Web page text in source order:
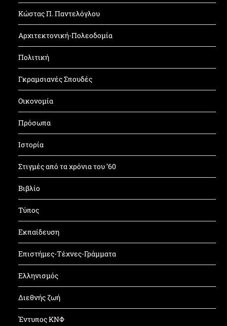
Κώστας Π. Παντελόγλου
Αρχιτεκτονική-Πολεοδομία
Πολιτική
Γκραμσιανές Σπουδές
Οικονομία
Πρόσωπα
Ιστορία
Στιγμές από τα χρόνια του ’60
Βιβλίο
Τύπος
Εκπαίδευση
Επιστήμες-Τέχνες-Γράμματα
Ελληνισμός
Διεθνής ζωή
Έντυπος ΚΝΦ